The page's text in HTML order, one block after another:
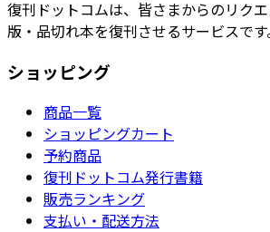
復刊ドットコムは、皆さまからのリク
版・品切れ本を復刊させるサービスです
ショッピング
商品一覧
ショッピングカート
予約商品
復刊ドットコム発行書籍
販売ランキング
支払い・配送方法